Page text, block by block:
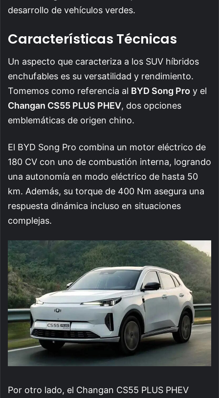
desarrollo de vehículos verdes.
Características Técnicas
Un aspecto que caracteriza a los SUV híbridos
enchufables es su versatilidad y rendimiento.
Tomemos como referencia al BYD Song Pro y el
Changan CS55 PLUS PHEV, dos opciones
emblemáticas de origen chino.
El BYD Song Pro combina un motor eléctrico de
180 CV con uno de combustión interna, logrando
una autonomía en modo eléctrico de hasta 50
km. Además, su torque de 400 Nm asegura una
respuesta dinámica incluso en situaciones
complejas.
Por otro lado, el Changan CS55 PLUS PHEV